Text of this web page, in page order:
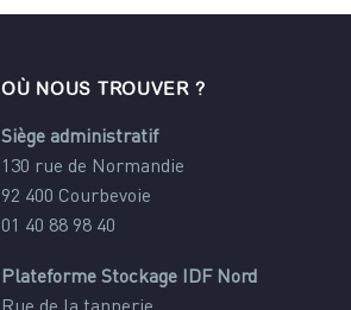
OÙ NOUS TROUVER ?
Siège administratif
130 rue de Normandie
92 400 Courbevoie
01 40 88 98 40
Plateforme Stockage IDF Nord